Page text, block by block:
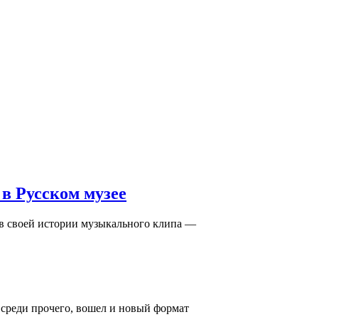
Русском музее
своей истории музыкального клипа —
прочего, вошел и новый формат